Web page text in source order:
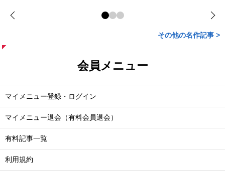
その他の名作記事 >
会員メニュー
マイメニュー登録・ログイン
マイメニュー退会（有料会員退会）
有料記事一覧
利用規約